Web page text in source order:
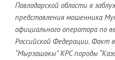
Павлодарской области в
представления мошенника
официального оператора по
Российской Федерации. Факт
“Мырзашокы” КРС породы